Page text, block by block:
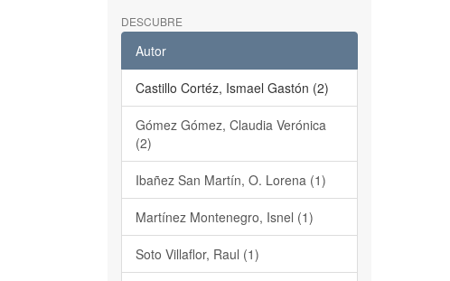
DESCUBRE
Autor
Castillo Cortéz, Ismael Gastón (2)
Gómez Gómez, Claudia Verónica
(2)
Ibañez San Martín, O. Lorena (1)
Martínez Montenegro, Isnel (1)
Soto Villaflor, Raul (1)